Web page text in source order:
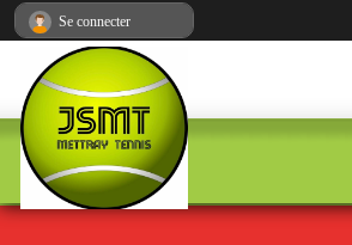
Se connecter
Panneau de gestion des cookies